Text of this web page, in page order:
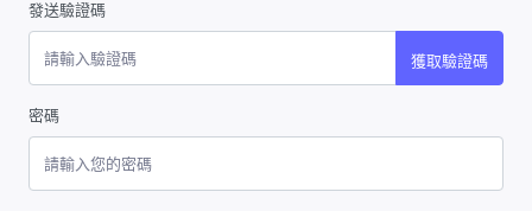
發送驗證碼
獲取驗證碼
密碼